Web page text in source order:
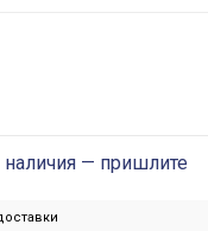
наличия — пришлите